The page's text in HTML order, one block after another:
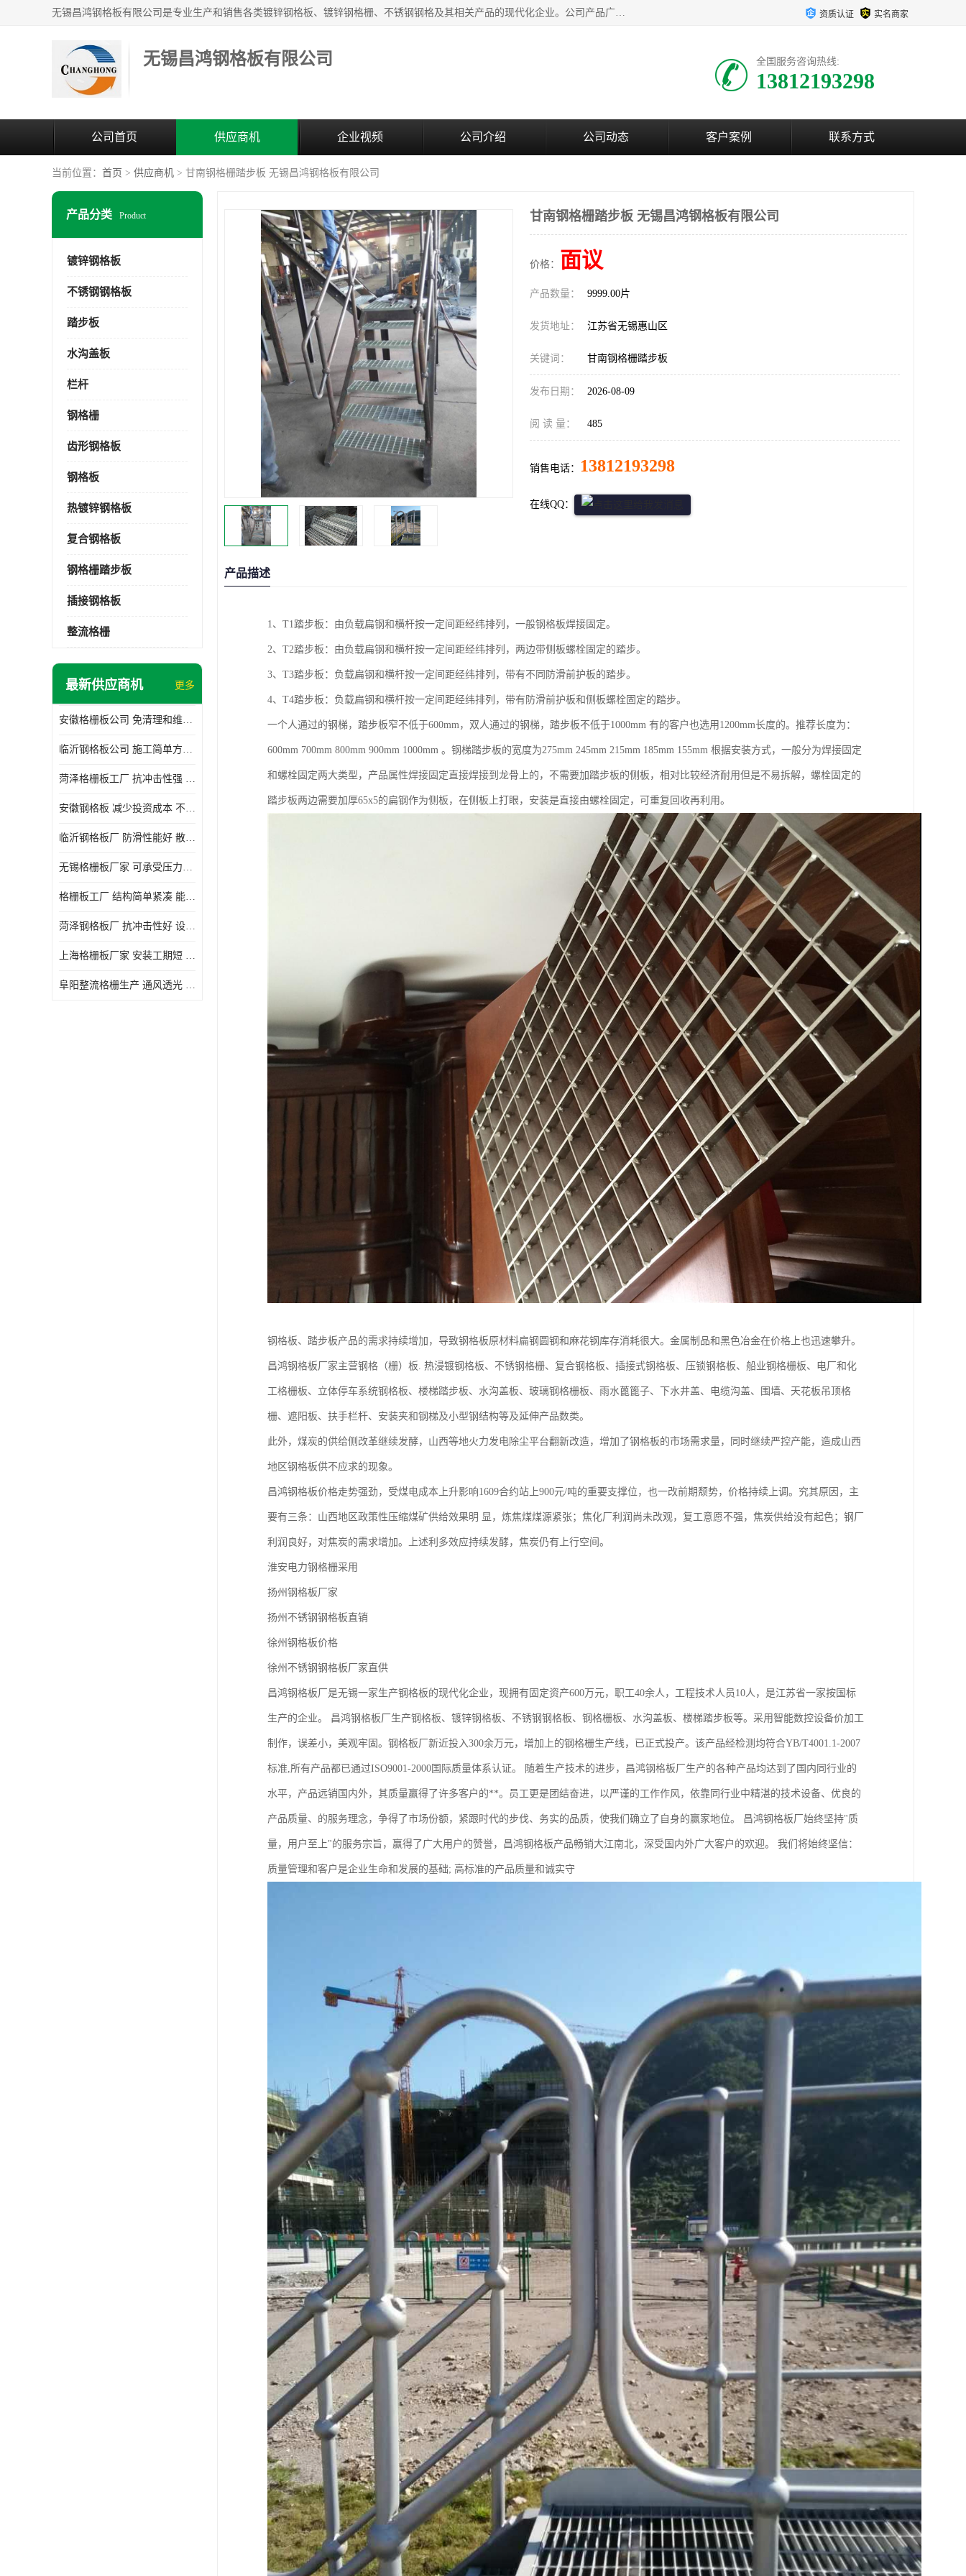
无锡昌鸿钢格板有限公司是专业生产和销售各类镀锌钢格板、镀锌钢格栅、不锈钢钢格及其相关产品的现代化企业。公司产品广泛运用于石油、化工、港口、电力、运输、造纸、医药、钢铁、食品、市政、房地产、制造业等各个领域。 资质认证 实名商家
无锡昌鸿钢格板有限公司 全国服务咨询热线:
13812193298
公司首页 供应商机 企业视频 公司介绍 公司动态 客户案例 联系方式
当前位置： 首页 > 供应商机 > 甘南钢格栅踏步板 无锡昌鸿钢格板有限公司
产品分类 Product
镀锌钢格板
不锈钢钢格板
踏步板
水沟盖板
栏杆
钢格栅
齿形钢格板
钢格板
热镀锌钢格板
复合钢格板
钢格栅踏步板
插接钢格板
整流格栅
最新供应商机 更多
安徽格栅板公司 免清理和维护 安装需要人工少
临沂钢格板公司 施工简单方便 通风好 减少风阻
菏泽格栅板工厂 抗冲击性强 安装需要人工少
安徽钢格板 减少投资成本 不用清洗和维护
临沂钢格板厂 防滑性能好 散热防爆效果好
无锡格栅板厂家 可承受压力强 安装需要人工少
格栅板工厂 结构简单紧凑 能减少风力破坏
菏泽钢格板厂 抗冲击性好 设计规范 通风透光
上海格栅板厂家 安装工期短 通风好 减少风阻
阜阳整流格栅生产 通风透光 免清理和维护
甘南钢格栅踏步板 无锡昌鸿钢格板有限公司
价格： 面议
产品数量： 9999.00片
发货地址： 江苏省无锡惠山区
关键词： 甘南钢格栅踏步板
发布日期： 2026-08-09
阅 读 量： 485
销售电话： 13812193298
在线QQ：
产品描述
1、T1踏步板：由负载扁钢和横杆按一定间距经纬排列，一般钢格板焊接固定。
2、T2踏步板：由负载扁钢和横杆按一定间距经纬排列，两边带侧板螺栓固定的踏步。
3、T3踏步板：负载扁钢和横杆按一定间距经纬排列，带有不同防滑前护板的踏步。
4、T4踏步板：负载扁钢和横杆按一定间距经纬排列，带有防滑前护板和侧板螺栓固定的踏步。
一个人通过的钢梯，踏步板窄不低于600mm，双人通过的钢梯，踏步板不低于1000mm 有的客户也选用1200mm长度的。推荐长度为：
600mm 700mm 800mm 900mm 1000mm 。钢梯踏步板的宽度为275mm 245mm 215mm 185mm 155mm 根据安装方式，一般分为焊接固定
和螺栓固定两大类型，产品属性焊接固定直接焊接到龙骨上的，不需要加踏步板的侧板，相对比较经济耐用但是不易拆解，螺栓固定的
踏步板两边需要加厚65x5的扁钢作为侧板，在侧板上打眼，安装是直接由螺栓固定，可重复回收再利用。
钢格板、踏步板产品的需求持续增加，导致钢格板原材料扁钢圆钢和麻花钢库存消耗很大。金属制品和黑色冶金在价格上也迅速攀升。
昌鸿钢格板厂家主营钢格（栅）板. 热浸镀钢格板、不锈钢格栅、复合钢格板、插接式钢格板、压锁钢格板、船业钢格栅板、电厂和化
工格栅板、立体停车系统钢格板、楼梯踏步板、水沟盖板、玻璃钢格栅板、雨水蓖篦子、下水井盖、电缆沟盖、围墙、天花板吊顶格
栅、遮阳板、扶手栏杆、安装夹和钢梯及小型钢结构等及延伸产品数类。
此外，煤炭的供给侧改革继续发酵，山西等地火力发电除尘平台翻新改造，增加了钢格板的市场需求量，同时继续严控产能，造成山西
地区钢格板供不应求的现象。
昌鸿钢格板价格走势强劲，受煤电成本上升影响1609合约站上900元/吨的重要支撑位，也一改前期颓势，价格持续上调。究其原因，主
要有三条：山西地区政策性压缩煤矿供给效果明 显，炼焦煤煤源紧张；焦化厂利润尚未改观，复工意愿不强，焦炭供给没有起色；钢厂
利润良好，对焦炭的需求增加。上述利多效应持续发酵，焦炭仍有上行空间。
淮安电力钢格栅采用
扬州钢格板厂家
扬州不锈钢钢格板直销
徐州钢格板价格
徐州不锈钢钢格板厂家直供
昌鸿钢格板厂是无锡一家生产钢格板的现代化企业，现拥有固定资产600万元，职工40余人，工程技术人员10人，是江苏省一家按国标
生产的企业。 昌鸿钢格板厂生产钢格板、镀锌钢格板、不锈钢钢格板、钢格栅板、水沟盖板、楼梯踏步板等。采用智能数控设备价加工
制作，误差小，美观牢固。钢格板厂新近投入300余万元，增加上的钢格栅生产线，已正式投产。该产品经检测均符合YB/T4001.1-2007
标准,所有产品都已通过ISO9001-2000国际质量体系认证。 随着生产技术的进步，昌鸿钢格板厂生产的各种产品均达到了国内同行业的
水平，产品远销国内外，其质量赢得了许多客户的**。员工更是团结奋进，以严谨的工作作风，依靠同行业中精湛的技术设备、优良的
产品质量、的服务理念，争得了市场份额，紧跟时代的步伐、务实的品质，使我们确立了自身的赢家地位。 昌鸿钢格板厂始终坚持"质
量，用户至上"的服务宗旨，赢得了广大用户的赞誉，昌鸿钢格板产品畅销大江南北，深受国内外广大客户的欢迎。 我们将始终坚信：
质量管理和客户是企业生命和发展的基础; 高标准的产品质量和诚实守